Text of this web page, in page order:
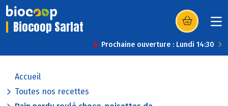
Biocoop Sarlat (s’ouvre dans
Prochaine ouverture : Lundi 14:30
Accueil
Toutes nos recettes